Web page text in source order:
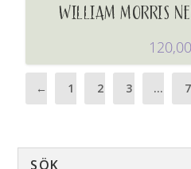
WILLIAM MORRIS
120,00
← 1 2 3 … 7